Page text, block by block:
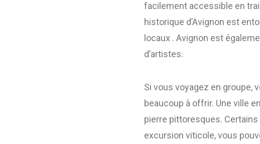
facilement accessible en
historique d’Avignon est
locaux . Avignon est
d’artistes.
Si vous voyagez en groupe,
beaucoup à offrir. Une ville
pierre pittoresques.
excursion viticole, vous